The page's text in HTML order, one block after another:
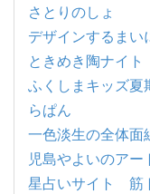
さとりのしょ
デザインするまい
ときめき陶ナイト
ふくしまキッズ夏
らぱん
一色淡生の全体面
児島やよいのア
星占いサイト 筋